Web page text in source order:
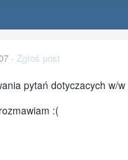
· Zgłoś post
pytań dotyczacych w/w
:(